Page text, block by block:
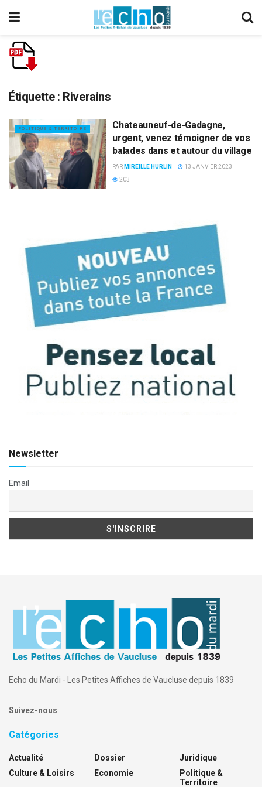
Étiquette : Riverains
POLITIQUE & TERRITOIRE
Chateauneuf-de-Gadagne,
urgent, venez témoigner de vos
balades dans et autour du village
PAR MIREILLE HURLIN
13 JANVIER 2023
203
Newsletter
Email
Echo du Mardi - Les Petites Affiches de Vaucluse depuis 1839
Suivez-nous
Catégories
Actualité
Culture & Loisirs
Dossier
Economie
Juridique
Politique &
Territoire